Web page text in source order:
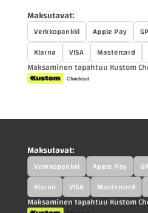
Maksutavat:
Verkkopankki Apple Pay
Klarna
VISA Mastercard
Maksaminen tapahtuu Kustom
Maksutavat:
Verkkopankki Apple Pay
Klarna
VISA Mastercard
Maksaminen tapahtuu Kustom